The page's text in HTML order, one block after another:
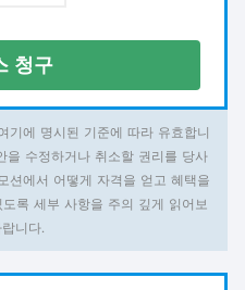
청구
기에 명시된 기준에 따라 유효합니
을 수정하거나 취소할 권리를 당사
션에서 어떻게 자격을 얻고 혜택을
록 세부 사항을 주의 깊게 읽어보
니다.